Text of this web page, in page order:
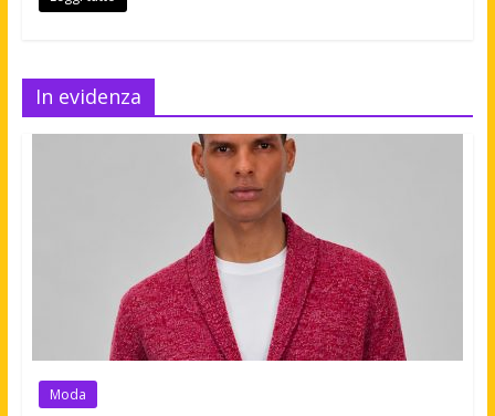
In evidenza
Moda